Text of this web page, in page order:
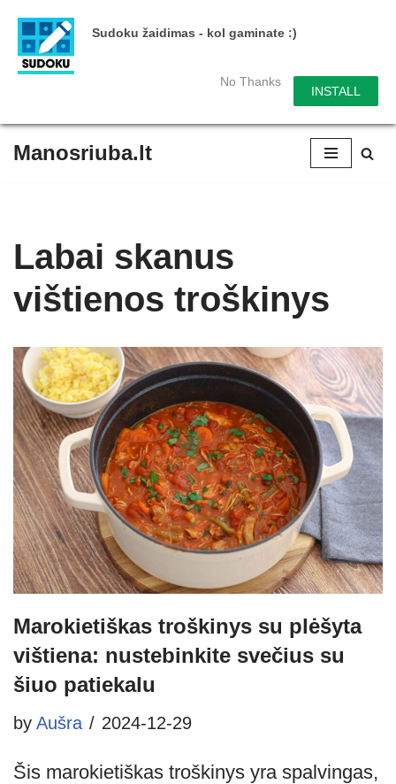
Sudoku žaidimas - kol gaminate :)
No Thanks
INSTALL
content
Manosriuba.lt
Labai skanus
vištienos troškinys
Marokietiškas troškinys su plėšyta
vištiena: nustebinkite svečius su
šiuo patiekalu
by Aušra 2024-12-29
Šis marokietiškas troškinys yra spalvingas,